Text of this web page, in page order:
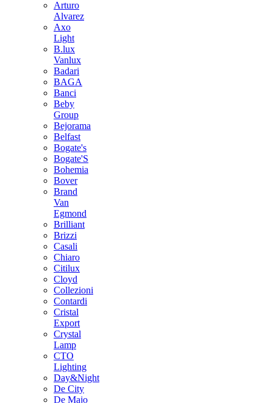
Arturo
Alvarez
Axo
Light
B.lux
Vanlux
Badari
BAGA
Banci
Beby
Group
Bejorama
Belfast
Bogate's
Bogate'S
Bohemia
Bover
Brand
Van
Egmond
Brilliant
Brizzi
Casali
Chiaro
Citilux
Cloyd
Collezioni
Contardi
Cristal
Export
Crystal
Lamp
CTO
Lighting
Day&Night
De City
De Majo